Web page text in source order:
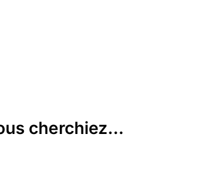
cherchiez...